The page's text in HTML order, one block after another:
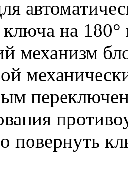
на 180°
механизм
повернуть